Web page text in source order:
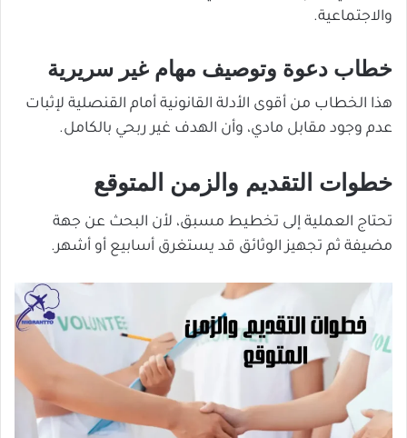
والاجتماعية.
خطاب دعوة وتوصيف مهام غير سريرية
هذا الخطاب من أقوى الأدلة القانونية أمام القنصلية لإثبات
عدم وجود مقابل مادي، وأن الهدف غير ربحي بالكامل.
خطوات التقديم والزمن المتوقع
تحتاج العملية إلى تخطيط مسبق، لأن البحث عن جهة
مضيفة ثم تجهيز الوثائق قد يستغرق أسابيع أو أشهر.